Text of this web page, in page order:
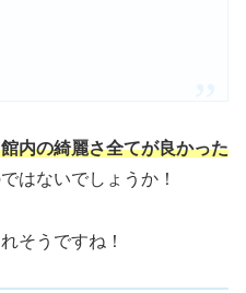
内の綺麗さ全てが良かった
はないでしょうか！
そうですね！